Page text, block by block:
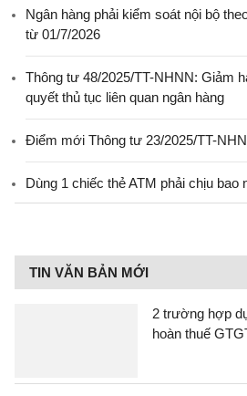
Ngân hàng phải kiểm soát nội bộ
từ 01/7/2026
Thông tư 48/2025/TT-NHNN: Giảm
quyết thủ tục liên quan ngân hàng
Điểm mới Thông tư 23/2025/TT-
Dùng 1 chiếc thẻ ATM phải chịu bao
TIN VĂN BẢN MỚI
2 trường hợp
hoàn thuế